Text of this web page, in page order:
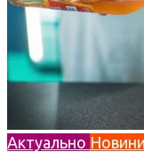
Актуально Новини